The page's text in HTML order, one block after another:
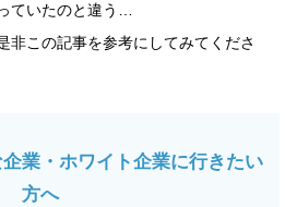
ていたのと違う…
非この記事を参考にしてみてくださ
業・ホワイト企業に行きたい
方へ